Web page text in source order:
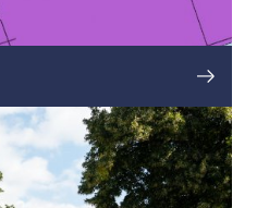
om hoger of groter te
activiteit uitoefenen die
Omgevingsplan.